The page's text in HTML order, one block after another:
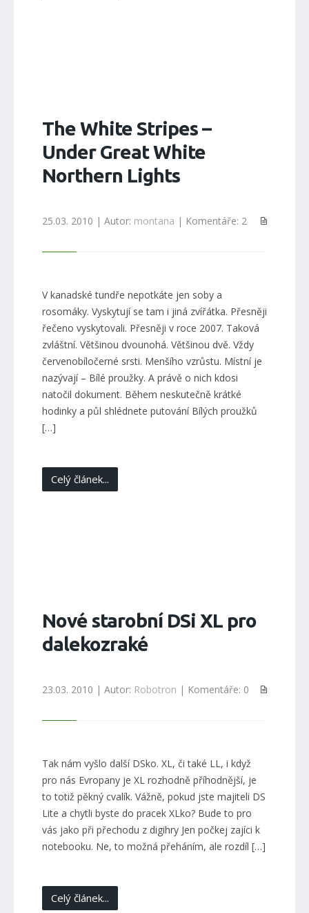
The White Stripes –
Under Great White
Northern Lights
25.03. 2010 | Autor: montana | Komentáře: 2
V kanadské tundře nepotkáte jen soby a
rosomáky. Vyskytují se tam i jiná zvířátka. Přesněji
řečeno vyskytovali. Přesněji v roce 2007. Taková
zvláštní. Většinou dvounohá. Většinou dvě. Vždy
červenobíločerné srsti. Menšího vzrůstu. Místní je
nazývají – Bílé proužky. A právě o nich kdosi
natočil dokument. Během neskutečně krátké
hodinky a půl shlédnete putování Bílých proužků
[…]
Celý článek...
Nové starobní DSi XL pro
dalekozraké
23.03. 2010 | Autor: Robotron | Komentáře: 0
Tak nám vyšlo další DSko. XL, či také LL, i když
pro nás Evropany je XL rozhodně příhodnější, je
to totiž pěkný cvalík. Vážně, pokud jste majiteli DS
Lite a chytli byste do pracek XLko? Bude to pro
vás jako při přechodu z digihry Jen počkej zajíci k
notebooku. Ne, to možná přeháním, ale rozdíl […]
Celý článek...